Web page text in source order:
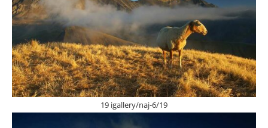
19 igallery/naj-6/19